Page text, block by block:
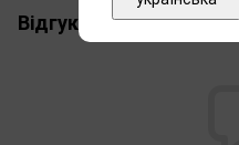
Відгуки